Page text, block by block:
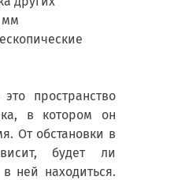
мм
пространство
в котором он
От обстановки в
будет ли
ней находиться.